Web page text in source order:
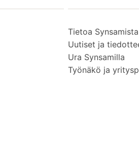
Tietoa Synsamista
Uutiset ja
Ura Synsamilla
Työnäkö ja